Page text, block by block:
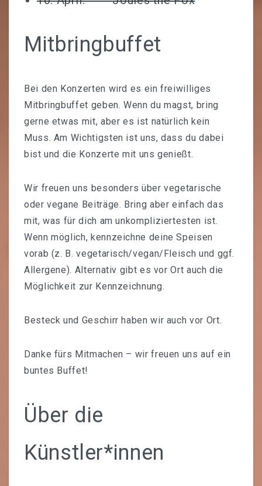
Mitbringbuffet
Bei den Konzerten wird es ein freiwilliges
Mitbringbuffet geben. Wenn du magst, bring
gerne etwas mit, aber es ist natürlich kein
Muss. Am Wichtigsten ist uns, dass du dabei
bist und die Konzerte mit uns genießt.
Wir freuen uns besonders über vegetarische
oder vegane Beiträge. Bring aber einfach das
mit, was für dich am unkompliziertesten ist.
Wenn möglich, kennzeichne deine Speisen
vorab (z. B. vegetarisch/vegan/Fleisch und ggf.
Allergene). Alternativ gibt es vor Ort auch die
Möglichkeit zur Kennzeichnung.
Besteck und Geschirr haben wir auch vor Ort.
Danke fürs Mitmachen – wir freuen uns auf ein
buntes Buffet!
Über die
Künstler*innen